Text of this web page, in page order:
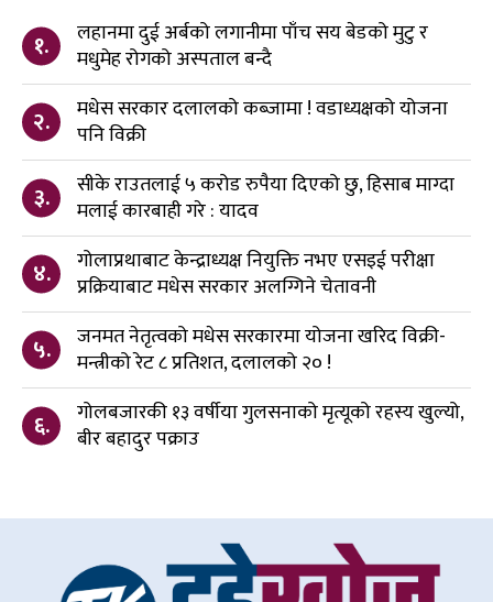
१.
लहानमा दुई अर्बको लगानीमा पाँच सय बेडको मुटु र
मधुमेह रोगको अस्पताल बन्दै
२.
मधेस सरकार दलालको कब्जामा ! वडाध्यक्षको योजना
पनि विक्री
३.
सीके राउतलाई ५ करोड रुपैया दिएको छु, हिसाब माग्दा
मलाई कारबाही गरे : यादव
४.
गोलाप्रथाबाट केन्द्राध्यक्ष नियुक्ति नभए एसइई परीक्षा
प्रक्रियाबाट मधेस सरकार अलग्गिने चेतावनी
५.
जनमत नेतृत्वको मधेस सरकारमा योजना खरिद विक्री-
मन्त्रीको रेट ८ प्रतिशत, दलालको २० !
६.
गोलबजारकी १३ वर्षीया गुलसनाको मृत्यूको रहस्य खुल्यो,
बीर बहादुर पक्राउ